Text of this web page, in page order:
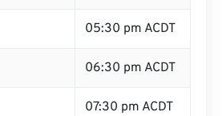
05:30 pm ACDT
06:30 pm ACDT
07:30 pm ACDT